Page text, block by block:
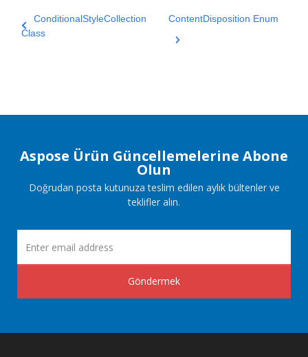
ConditionalStyleCollection
Class
ContentDisposition Enum
Aspose Ürün Güncellemelerine Abone
Olun
Doğrudan posta kutunuza teslim edilen aylık bültenler ve
teklifler alın.
Göndermek